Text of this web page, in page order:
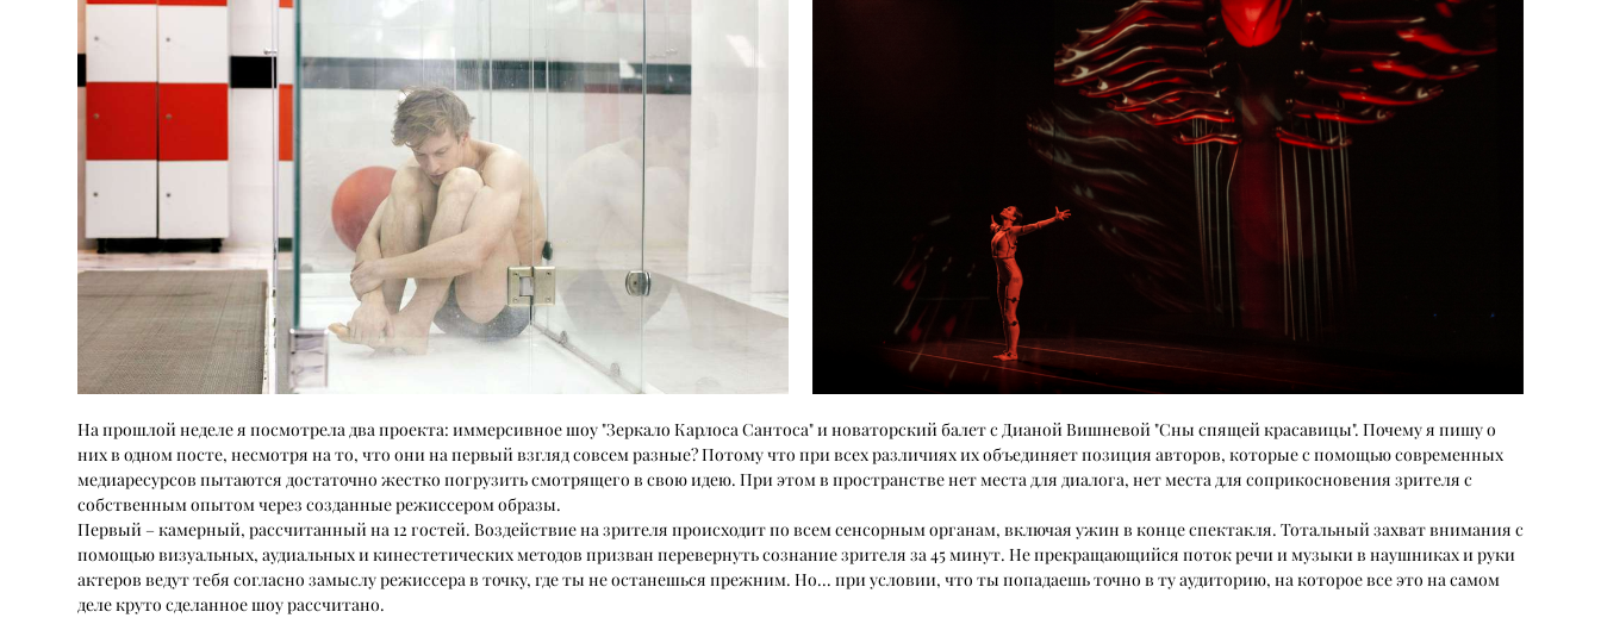
На прошлой неделе я посмотрела два проекта: иммерсивное шоу "Зеркало Карлоса Сантоса" и новаторский балет с Дианой Вишневой "Сны спящей красавицы". Почему я пишу о
них в одном посте, несмотря на то, что они на первый взгляд совсем разные? Потому что при всех различиях их объединяет позиция авторов, которые с помощью современных
медиаресурсов пытаются достаточно жестко погрузить смотрящего в свою идею. При этом в пространстве нет места для диалога, нет места для соприкосновения зрителя с
собственным опытом через созданные режиссером образы.
Первый – камерный, рассчитанный на 12 гостей. Воздействие на зрителя происходит по всем сенсорным органам, включая ужин в конце спектакля. Тотальный захват внимания с
помощью визуальных, аудиальных и кинестетических методов призван перевернуть сознание зрителя за 45 минут. Не прекращающийся поток речи и музыки в наушниках и руки
актеров ведут тебя согласно замыслу режиссера в точку, где ты не останешься прежним. Но... при условии, что ты попадаешь точно в ту аудиторию, на которое все это на самом
деле круто сделанное шоу рассчитано.